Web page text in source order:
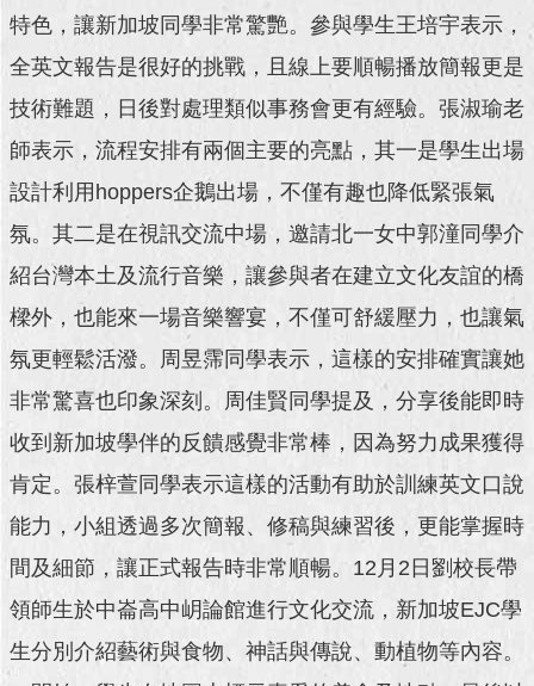
回
首
頁
網
站
導
覽
English
見
答
時
新
聞
澄
雙
語
詞
特色，讓新加坡同學非常驚艷。參與學生王培宇表示，
全英文報告是很好的挑戰，且線上要順暢播放簡報更是
技術難題，日後對處理類似事務會更有經驗。張淑瑜老
師表示，流程安排有兩個主要的亮點，其一是學生出場
設計利用hoppers企鵝出場，不僅有趣也降低緊張氣
氛。其二是在視訊交流中場，邀請北一女中郭潼同學介
紹台灣本土及流行音樂，讓參與者在建立文化友誼的橋
樑外，也能來一場音樂響宴，不僅可舒緩壓力，也讓氣
氛更輕鬆活潑。周昱霈同學表示，這樣的安排確實讓她
非常驚喜也印象深刻。周佳賢同學提及，分享後能即時
收到新加坡學伴的反饋感覺非常棒，因為努力成果獲得
肯定。張梓萱同學表示這樣的活動有助於訓練英文口說
能力，小組透過多次簡報、修稿與練習後，更能掌握時
間及細節，讓正式報告時非常順暢。12月2日劉校長帶
領師生於中崙高中岄論館進行文化交流，新加坡EJC學
生分別介紹藝術與食物、神話與傳說、動植物等內容。